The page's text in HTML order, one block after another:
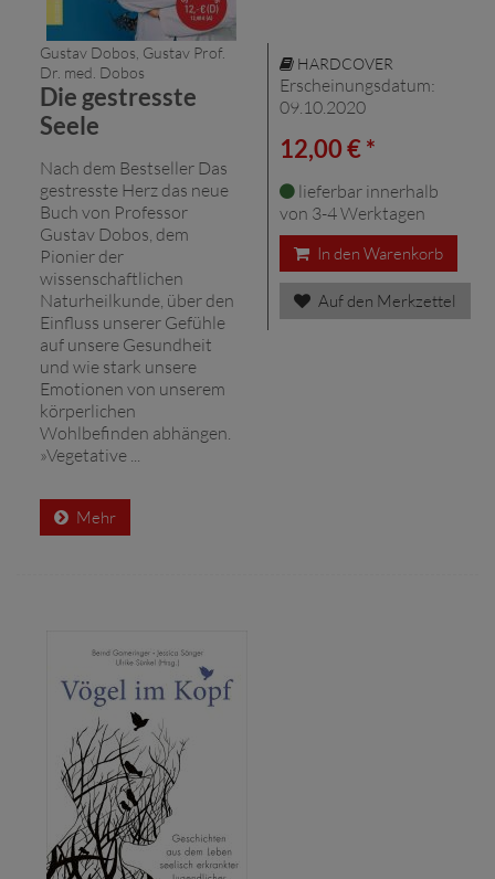
Gustav Dobos, Gustav Prof.
Dr. med. Dobos
Die gestresste
Seele
Nach dem Bestseller Das
gestresste Herz das neue
Buch von Professor
Gustav Dobos, dem
Pionier der
wissenschaftlichen
Naturheilkunde, über den
Einfluss unserer Gefühle
auf unsere Gesundheit
und wie stark unsere
Emotionen von unserem
körperlichen
Wohlbefinden abhängen.
»Vegetative ...
Mehr
HARDCOVER
Erscheinungsdatum:
09.10.2020
12,00 € *
lieferbar innerhalb
von 3-4 Werktagen
In den Warenkorb
Auf den Merkzettel